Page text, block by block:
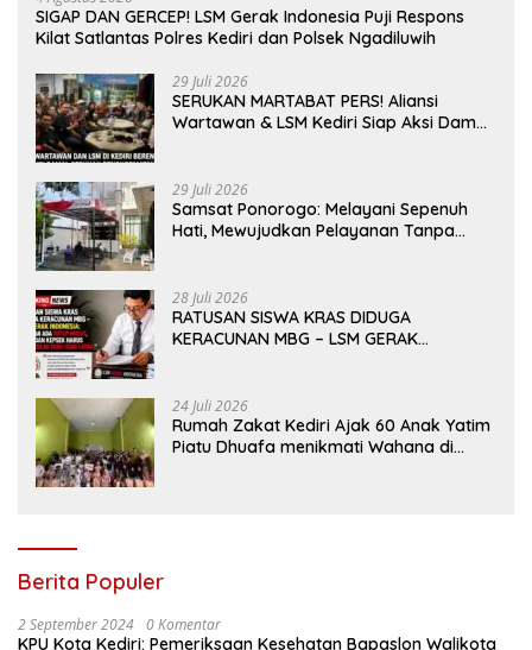
SIGAP DAN GERCEP! LSM Gerak Indonesia Puji Respons
Kilat Satlantas Polres Kediri dan Polsek Ngadiluwih
29 Juli 2026
SERUKAN MARTABAT PERS! Aliansi
Wartawan & LSM Kediri Siap Aksi Damai:
29 Juli 2026
Samsat Ponorogo: Melayani Sepenuh
Hati, Mewujudkan Pelayanan Tanpa
28 Juli 2026
RATUSAN SISWA KRAS DIDUGA
KERACUNAN MBG – LSM GERAK
YANG TIDAK LAYAK
24 Juli 2026
Rumah Zakat Kediri Ajak 60 Anak Yatim
Piatu Dhuafa menikmati Wahana di
Berita Populer
2 September 2024 0 Komentar
KPU Kota Kediri: Pemeriksaan Kesehatan Bapaslon Walikota